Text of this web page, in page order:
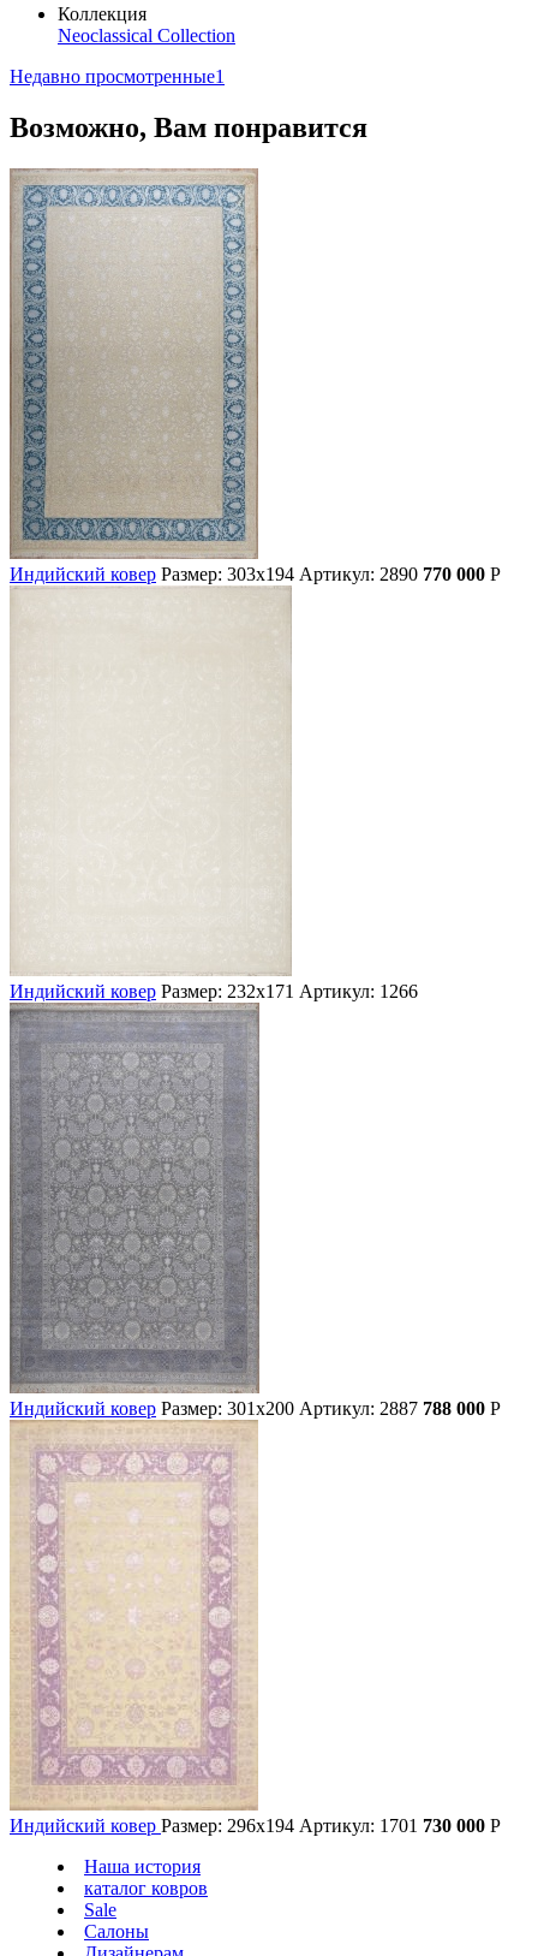
Коллекция
Neoclassical Collection
Недавно просмотренные1
Возможно, Вам понравится
Индийский ковер Размер: 303х194 Артикул: 2890 770 000 Р
Индийский ковер Размер: 232х171 Артикул: 1266
Индийский ковер Размер: 301х200 Артикул: 2887 788 000 Р
Индийский ковер Размер: 296х194 Артикул: 1701 730 000 Р
Наша история
каталог ковров
Sale
Салоны